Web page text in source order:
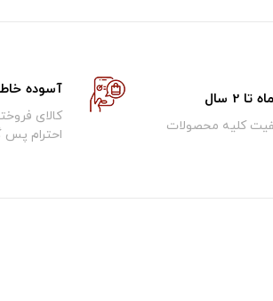
کلیه محصولات
آسوده
احترام